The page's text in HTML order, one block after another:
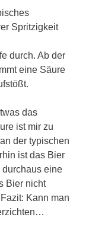
Spritzigkeit
durch. Ab der
eine Säure
das
ist mir zu
der typischen
ist das Bier
durchaus eine
Bier nicht
Kann man